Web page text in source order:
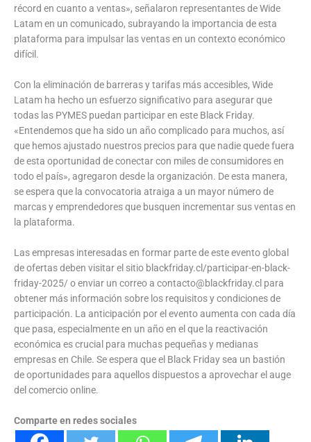
récord en cuanto a ventas», señalaron representantes de Wide
Latam en un comunicado, subrayando la importancia de esta
plataforma para impulsar las ventas en un contexto económico
difícil.
Con la eliminación de barreras y tarifas más accesibles, Wide
Latam ha hecho un esfuerzo significativo para asegurar que
todas las PYMES puedan participar en este Black Friday.
«Entendemos que ha sido un año complicado para muchos, así
que hemos ajustado nuestros precios para que nadie quede fuera
de esta oportunidad de conectar con miles de consumidores en
todo el país», agregaron desde la organización. De esta manera,
se espera que la convocatoria atraiga a un mayor número de
marcas y emprendedores que busquen incrementar sus ventas en
la plataforma.
Las empresas interesadas en formar parte de este evento global
de ofertas deben visitar el sitio blackfriday.cl/participar-en-black-
friday-2025/ o enviar un correo a contacto@blackfriday.cl para
obtener más información sobre los requisitos y condiciones de
participación. La anticipación por el evento aumenta con cada día
que pasa, especialmente en un año en el que la reactivación
económica es crucial para muchas pequeñas y medianas
empresas en Chile. Se espera que el Black Friday sea un bastión
de oportunidades para aquellos dispuestos a aprovechar el auge
del comercio online.
Comparte en redes sociales